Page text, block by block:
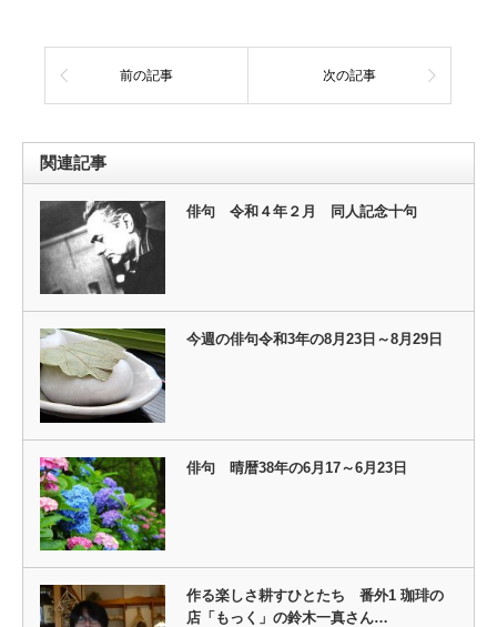
前の記事 次の記事
関連記事
俳句 令和４年２月 同人記念十句
今週の俳句令和3年の8月23日～8月29日
俳句 晴暦38年の6月17～6月23日
作る楽しさ耕すひとたち 番外1 珈琲の
店「もっく」の鈴木一真さん…